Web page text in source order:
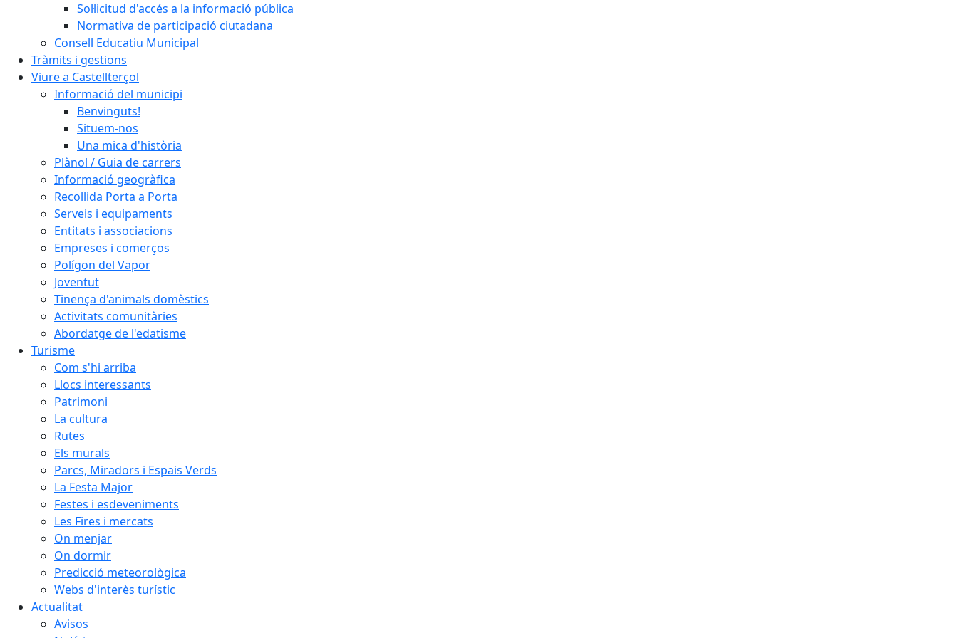
Sol·licitud d'accés a la informació pública
Normativa de participació ciutadana
Consell Educatiu Municipal
Tràmits i gestions
Viure a Castellterçol
Informació del municipi
Benvinguts!
Situem-nos
Una mica d'història
Plànol / Guia de carrers
Informació geogràfica
Recollida Porta a Porta
Serveis i equipaments
Entitats i associacions
Empreses i comerços
Polígon del Vapor
Joventut
Tinença d'animals domèstics
Activitats comunitàries
Abordatge de l'edatisme
Turisme
Com s'hi arriba
Llocs interessants
Patrimoni
La cultura
Rutes
Els murals
Parcs, Miradors i Espais Verds
La Festa Major
Festes i esdeveniments
Les Fires i mercats
On menjar
On dormir
Predicció meteorològica
Webs d'interès turístic
Actualitat
Avisos